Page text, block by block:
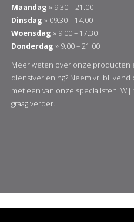
Maandag » 9.30 – 21.00
Dinsdag » 09.30 – 14.00
Woensdag » 9.00 – 17.30
Donderdag » 9.00 – 21.00
Meer weten over onze producten
dienstverlening? Neem vrijblijvend
met een van onze specialisten.
graag verder.